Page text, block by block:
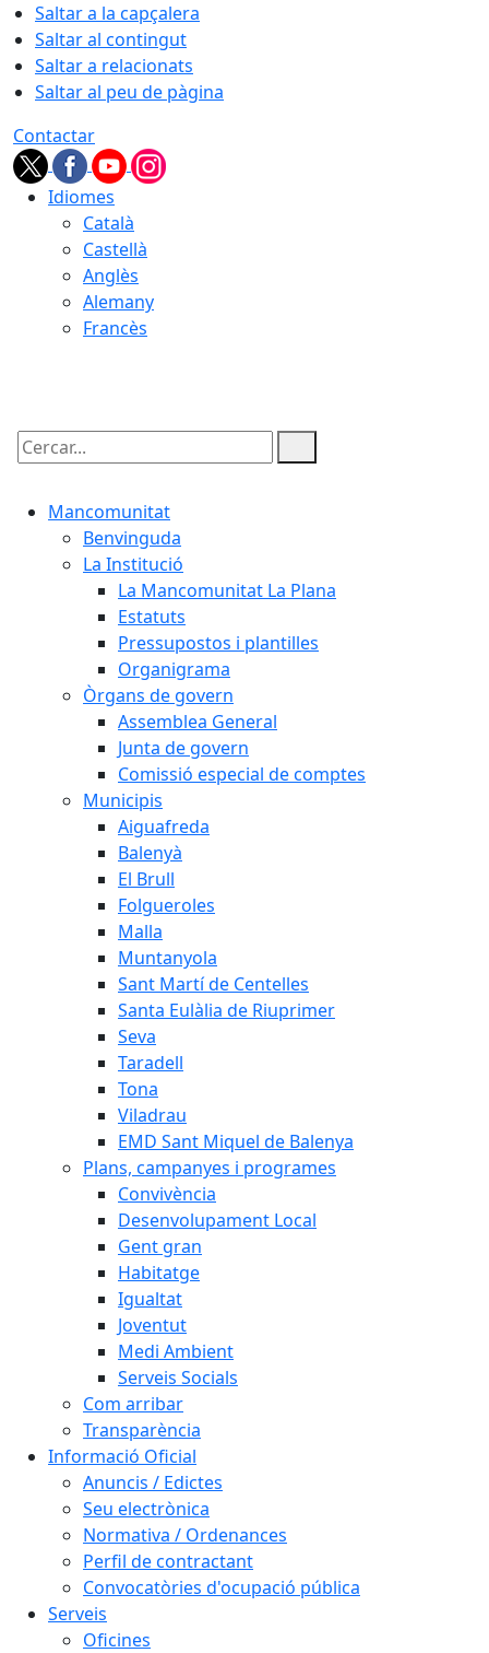
Saltar a la capçalera
Saltar al contingut
Saltar a relacionats
Saltar al peu de pàgina
Contactar
Idiomes
Català
Castellà
Anglès
Alemany
Francès
Cercar:
Mancomunitat
Benvinguda
La Institució
La Mancomunitat La Plana
Estatuts
Pressupostos i plantilles
Organigrama
Òrgans de govern
Assemblea General
Junta de govern
Comissió especial de comptes
Municipis
Aiguafreda
Balenyà
El Brull
Folgueroles
Malla
Muntanyola
Sant Martí de Centelles
Santa Eulàlia de Riuprimer
Seva
Taradell
Tona
Viladrau
EMD Sant Miquel de Balenya
Plans, campanyes i programes
Convivència
Desenvolupament Local
Gent gran
Habitatge
Igualtat
Joventut
Medi Ambient
Serveis Socials
Com arribar
Transparència
Informació Oficial
Anuncis / Edictes
Seu electrònica
Normativa / Ordenances
Perfil de contractant
Convocatòries d'ocupació pública
Serveis
Oficines